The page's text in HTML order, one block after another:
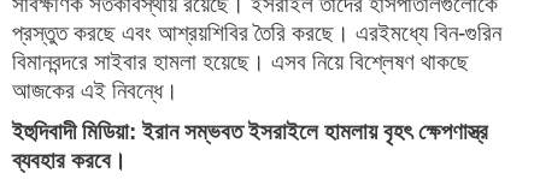
প্রস্তুত করছে এবং আশ্রয়শিবির তৈরি করছে। এরইমধ্যে বিন-গুরিন
বিমানবন্দরে সাইবার হামলা হয়েছে। এসব নিয়ে বিশ্লেষণ থাকছে
আজকের এই নিবন্ধে।
ইহুদিবাদী মিডিয়া: ইরান সম্ভবত ইসরাইলে হামলায় বৃহৎ ক্ষেপণাস্ত্র
ব্যবহার করবে।